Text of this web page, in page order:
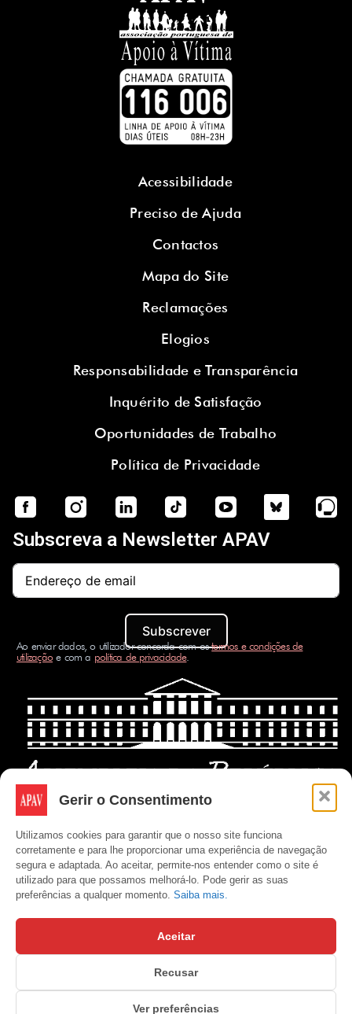
Gerir o Consentimento
Utilizamos cookies para garantir que o nosso site funciona
corretamente e para lhe proporcionar uma experiência de navegação
segura e adaptada. Ao aceitar, permite-nos entender como o site é
utilizado para que possamos melhorá-lo. Pode gerir as suas
preferências a qualquer momento. Saiba mais.
Aceitar
Recusar
Ver preferências
Acessibilidade
Preciso de Ajuda
Contactos
Mapa do Site
Reclamações
Elogios
Responsabilidade e Transparência
Inquérito de Satisfação
Oportunidades de Trabalho
Política de Privacidade
Subscreva a Newsletter APAV
Subscrever
Ao enviar dados, o utilizador concorda com ostermos e condições de
utilizaçãoe com a política de privacidade.